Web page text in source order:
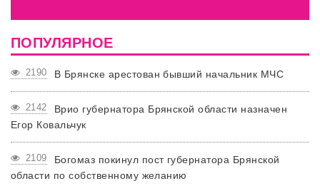
ПОПУЛЯРНОЕ
2190 В Брянске арестован бывший начальник МЧС
2142
Врио губернатора Брянской области назначен
Егор Ковальчук
2109
Богомаз покинул пост губернатора Брянской
области по собственному желанию